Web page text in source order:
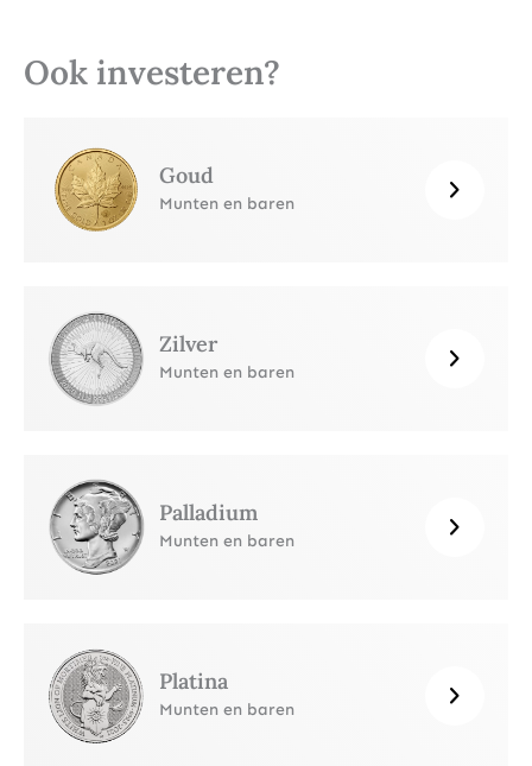
Ook investeren?
Goud
Munten en baren
Zilver
Munten en baren
Palladium
Munten en baren
Platina
Munten en baren